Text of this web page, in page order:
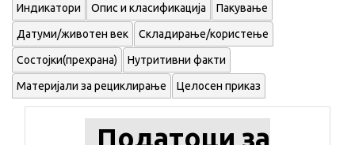
Индикатори Опис и класификација Пакување
Датуми/животен век Складирање/користење
Состојки(прехрана) Нутритивни факти
Материјали за рециклирање Целосен приказ
Податоци за